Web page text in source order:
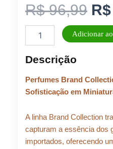
R$96,99 O
R$
Feminino
COLLECTION
189
-
Adicionar
Descrição
Perfumes Brand
Sofisticação em
A linha Brand Collection
capturam a essência dos
importados, oferecendo